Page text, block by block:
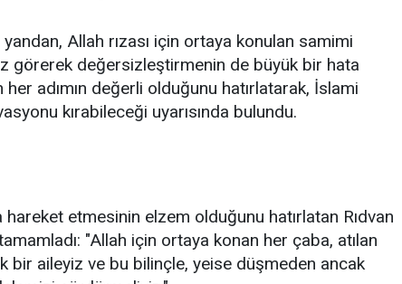
yandan, Allah rızası için ortaya konulan samimi
görerek değersizleştirmenin de büyük bir hata
her adımın değerli olduğunu hatırlatarak, İslami
kırabileceği uyarısında bulundu.
etmesinin elzem olduğunu hatırlatan Rıdvan
"Allah için ortaya konan her çaba, atılan
bir aileyiz ve bu bilinçle, yeise düşmeden ancak